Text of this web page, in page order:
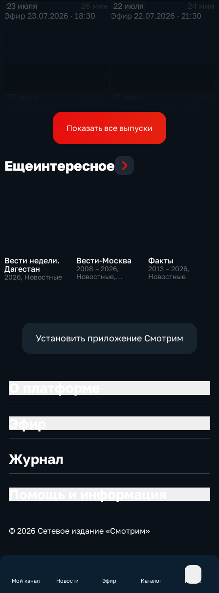
Мой канал Новости Эфир Каталог Поиск
23 июля
26 мин
Эфир 23.07.2026 · 18:30
22 июля
24 мин
Эфир 22.07.2026 · 21:30
Показать все выпуски
Ещеинтересное
Вести недели.
Дагестан
2026, Новостные
Вести-Москва
2008 – 2026,
Новостные,
Факты
2013 – 2026,
Новостные
Установить приложение Смотрим
Журнал
© 2026 Сетевое издание «Смотрим»